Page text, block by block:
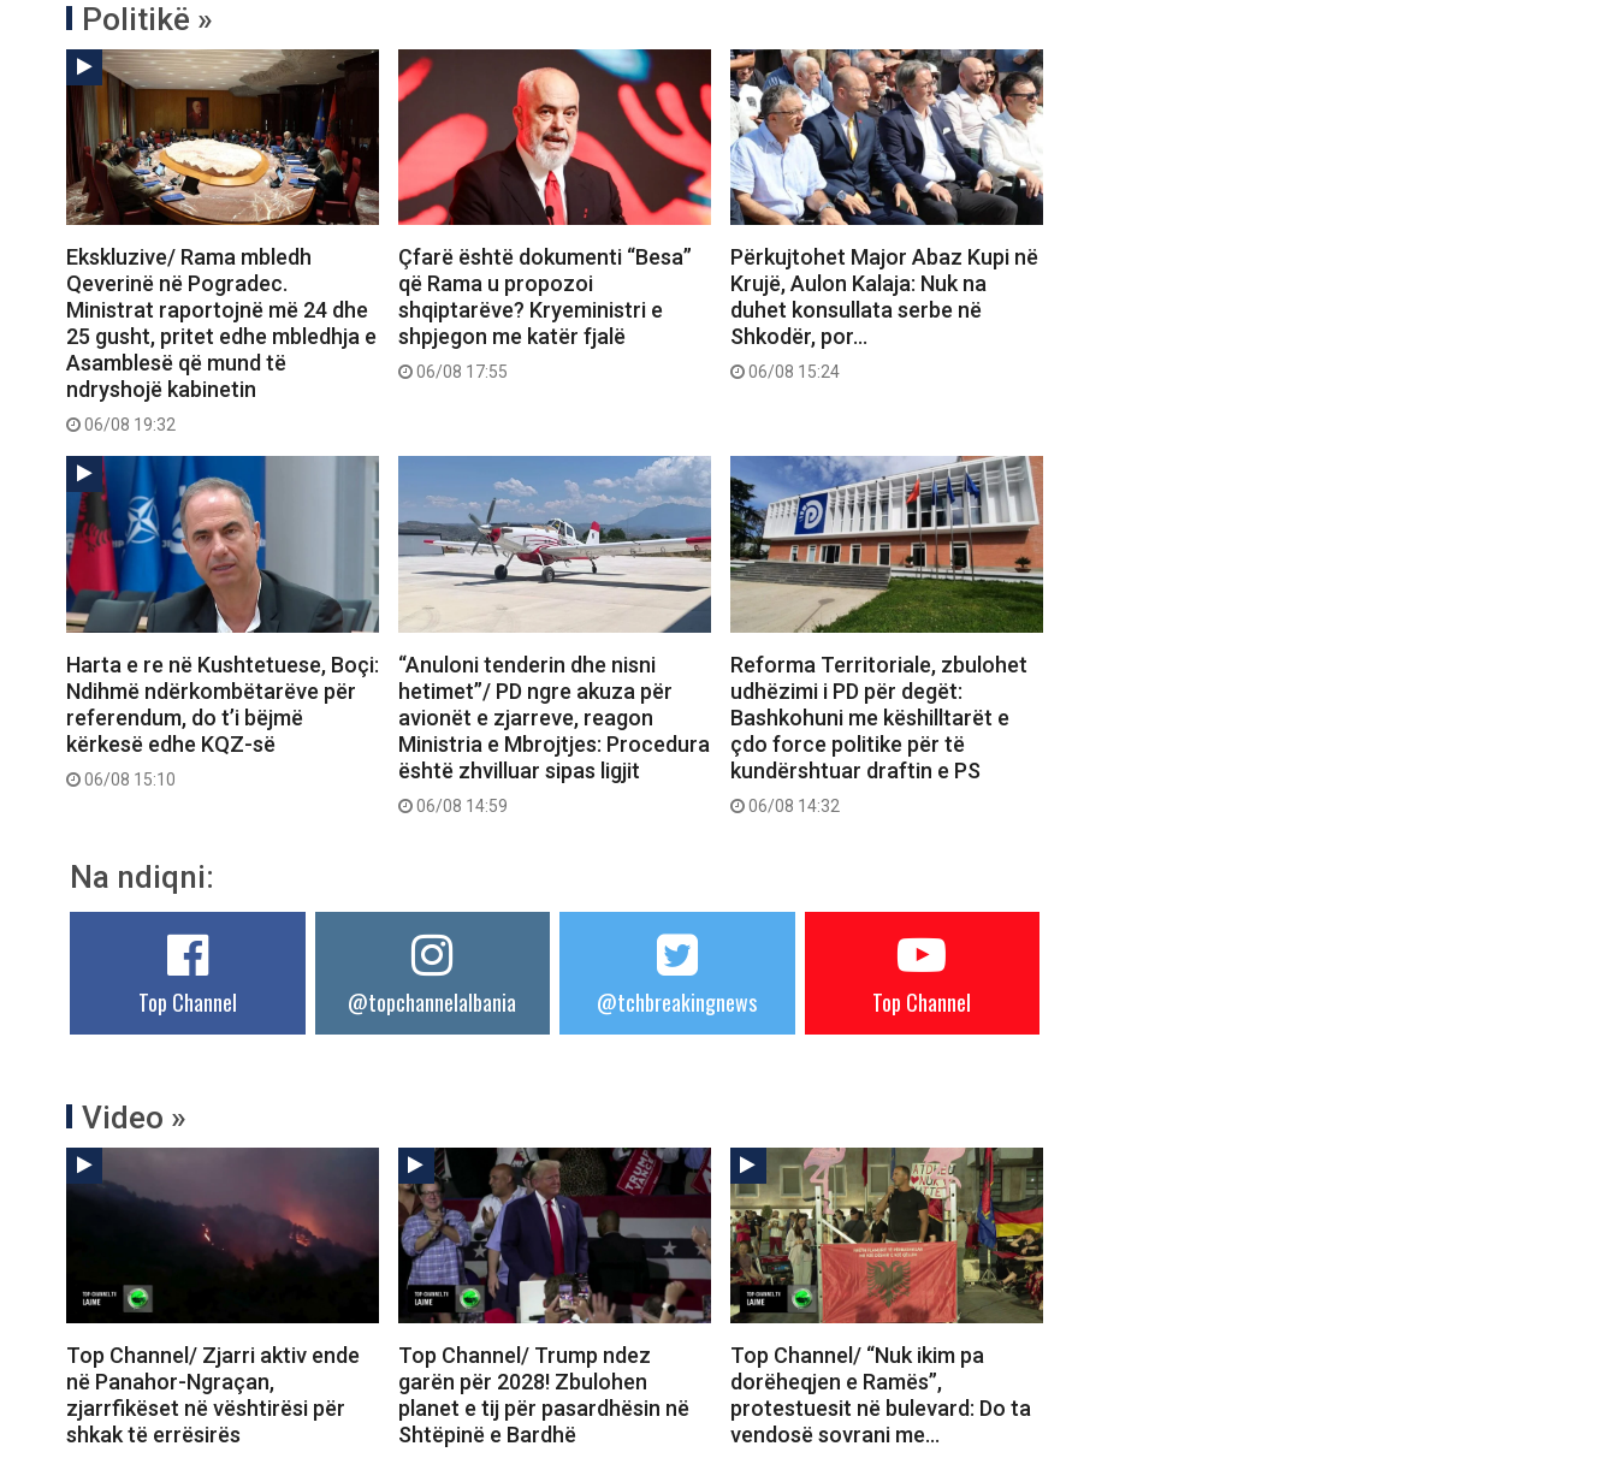
Politikë »
Ekskluzive/ Rama mbledh
Qeverinë në Pogradec.
Ministrat raportojnë më 24 dhe
25 gusht, pritet edhe mbledhja e
Asamblesë që mund të
ndryshojë kabinetin
06/08 19:32
Çfarë është dokumenti “Besa”
që Rama u propozoi
shqiptarëve? Kryeministri e
shpjegon me katër fjalë
06/08 17:55
Përkujtohet Major Abaz Kupi në
Krujë, Aulon Kalaja: Nuk na
duhet konsullata serbe në
Shkodër, por…
06/08 15:24
Harta e re në Kushtetuese, Boçi:
Ndihmë ndërkombëtarëve për
referendum, do t’i bëjmë
kërkesë edhe KQZ-së
06/08 15:10
“Anuloni tenderin dhe nisni
hetimet”/ PD ngre akuza për
avionët e zjarreve, reagon
Ministria e Mbrojtjes: Procedura
është zhvilluar sipas ligjit
06/08 14:59
Reforma Territoriale, zbulohet
udhëzimi i PD për degët:
Bashkohuni me këshilltarët e
çdo force politike për të
kundërshtuar draftin e PS
06/08 14:32
Na ndiqni:
Top Channel @topchannelalbania @tchbreakingnews Top Channel
Video »
Top Channel/ Zjarri aktiv ende
në Panahor-Ngraçan,
zjarrfikëset në vështirësi për
shkak të errësirës
Top Channel/ Trump ndez
garën për 2028! Zbulohen
planet e tij për pasardhësin në
Shtëpinë e Bardhë
Top Channel/ “Nuk ikim pa
dorëheqjen e Ramës”,
protestuesit në bulevard: Do ta
vendosë sovrani me…